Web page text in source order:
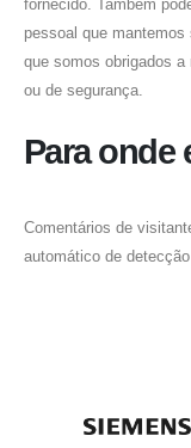
fornecido. Também
pessoal que
que somos obrigados
ou de segurança.
Para onde
Comentários de
automático de detecção